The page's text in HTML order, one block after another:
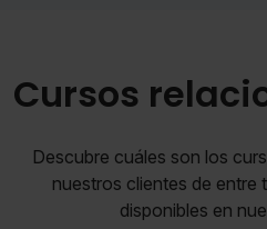
Cursos
Descubre cuáles son los
nuestros clientes de entre
disponibles en